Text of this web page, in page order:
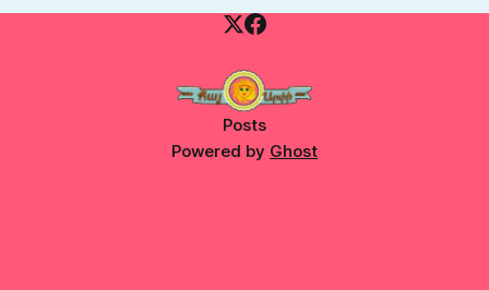
Posts
Powered by Ghost